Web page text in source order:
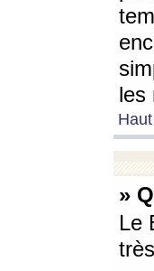
les
Haut
»
Le